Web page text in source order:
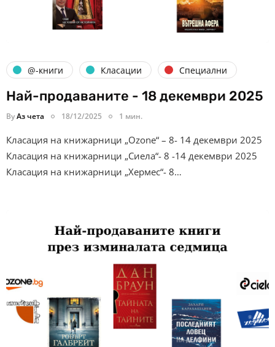
@-книги Класации Специални
Най-продаваните - 18 декември 2025
ByАз чета 18/12/2025 1 мин.
Класация на книжарници „Ozone“ – 8- 14 декември 2025
Класация на книжарници „Сиела“- 8 -14 декември 2025
Класация на книжарници „Хермес“- 8…